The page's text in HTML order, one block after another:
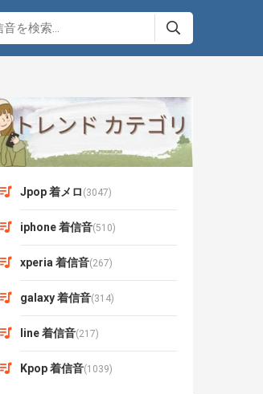
Jpop 着メロ (3047)
iphone 着信音(510)
xperia 着信音(267)
galaxy 着信音(314)
line 着信音(217)
Kpop 着信音(1039)